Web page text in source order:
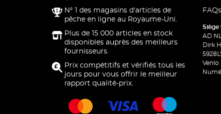
N° 1 des magasins d'articles de
pêche en ligne au Royaume-Uni.
Plus de 15 000 articles en stock
disponibles auprès des meilleurs
fournisseurs.
Prix compétitifs et vérifiés tous les
jours pour vous offrir le meilleur
rapport qualité-prix.
FAQs
Siège
AD
Dirk
Venlo